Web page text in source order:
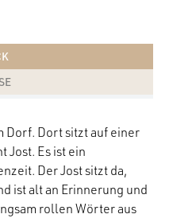
Dorf. Dort sitzt auf einer
Jost. Es ist ein
Der Jost sitzt da,
ist alt an Erinnerung und
rollen Wörter aus